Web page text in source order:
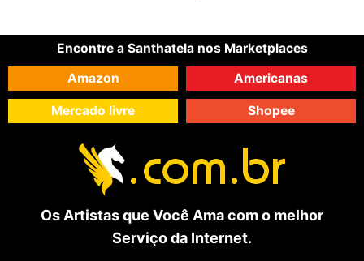
Encontre a Santhatela nos Marketplaces
Amazon
Americanas
Mercado livre Shopee
Os Artistas que Você Ama com o melhor
Serviço da Internet.